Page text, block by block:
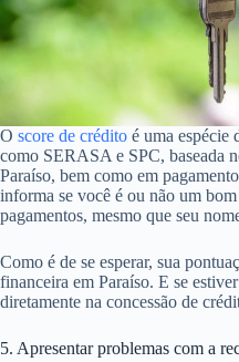
O score de crédito é uma espécie
como SERASA e SPC, baseada
Paraíso, bem como em
informa se você é ou não um
pagamentos, mesmo que seu
Como é de se esperar, sua
financeira em Paraíso. E se
diretamente na concessão de
5. Apresentar problemas com a